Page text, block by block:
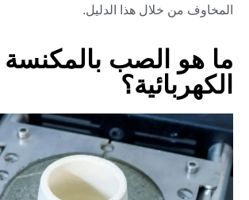
المخاوف من خلال هذا الدليل.
ما هو الصب بالمكنسة
الكهربائية؟